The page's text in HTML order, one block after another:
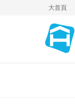
大首頁